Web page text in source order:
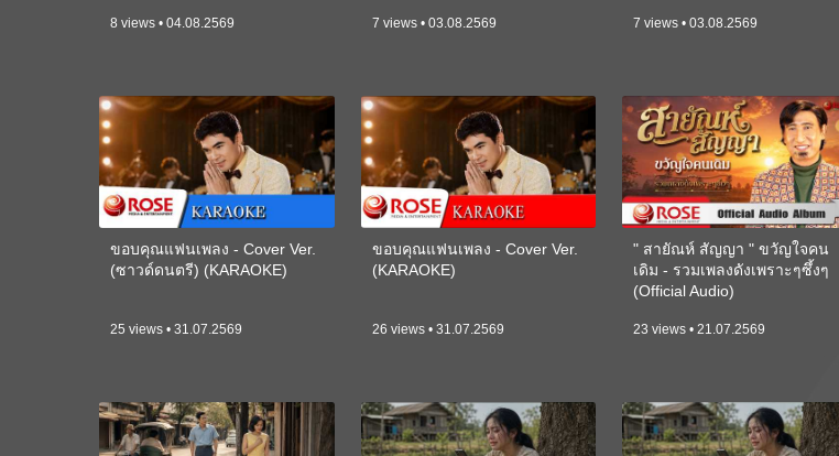
8 views • 04.08.2569 7 views • 03.08.2569 7 views • 03.08.2569
ขอบคุณแฟนเพลง - Cover Ver.
(ซาวด์ดนตรี) (KARAOKE)
25 views • 31.07.2569
ขอบคุณแฟนเพลง - Cover Ver.
(KARAOKE)
26 views • 31.07.2569
" สายัณห์ สัญญา " ขวัญใจคน
เดิม - รวมเพลงดังเพราะๆซึ้งๆ
(Official Audio)
23 views • 21.07.2569